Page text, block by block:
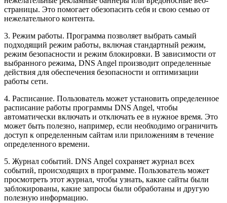
страницы. Это помогает обезопасить себя и свою семью от
нежелательного контента.
3. Режим работы. Программа позволяет выбрать самый
подходящий режим работы, включая стандартный режим,
режим безопасности и режим блокировки. В зависимости от
выбранного режима, DNS Angel производит определенные
действия для обеспечения безопасности и оптимизации
работы сети.
4. Расписание. Пользователь может установить определенное
расписание работы программы DNS Angel, чтобы
автоматически включать и отключать ее в нужное время. Это
может быть полезно, например, если необходимо ограничить
доступ к определенным сайтам или приложениям в течение
определенного времени.
5. Журнал событий. DNS Angel сохраняет журнал всех
событий, происходящих в программе. Пользователь может
просмотреть этот журнал, чтобы узнать, какие сайты были
заблокированы, какие запросы были обработаны и другую
полезную информацию.